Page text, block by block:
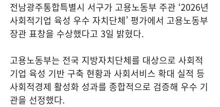
전남광주통합특별시 서구가 고용노동부 주관 ‘2026년
사회적기업 육성 우수 자치단체’ 평가에서 고용노동부
장관 표창을 수상했다고 3일 밝혔다.
고용노동부는 전국 지방자치단체를 대상으로 사회적
기업 육성 기반 구축 현황과 사회서비스 확대 실적 등
사회적경제 활성화 성과를 종합적으로 검증해 우수 기
관을 선정했다.